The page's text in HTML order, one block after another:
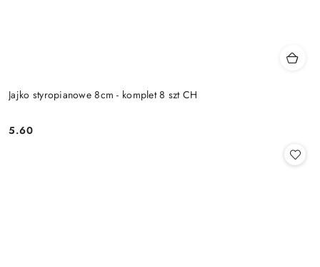
Jajko styropianowe 8cm - komplet 8 szt CH
Cena:
5.60